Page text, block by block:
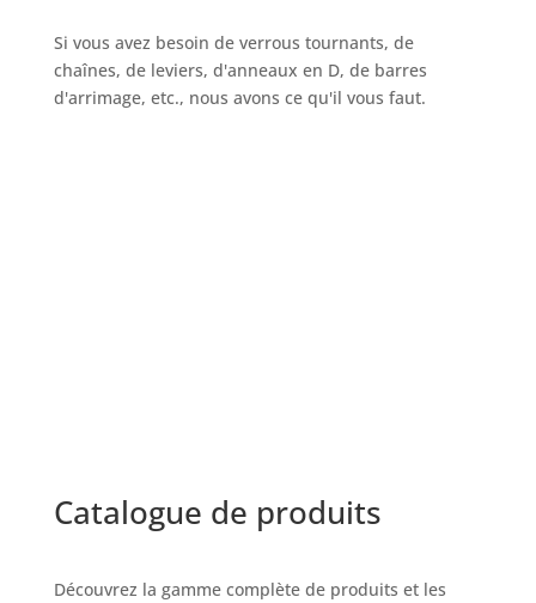
Si vous avez besoin de verrous tournants, de
chaînes, de leviers, d'anneaux en D, de barres
d'arrimage, etc., nous avons ce qu'il vous faut.
Catalogue de produits
Découvrez la gamme complète de produits et les